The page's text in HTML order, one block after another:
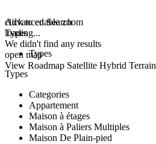
click to enable zoom
loading...
We didn't find any results
open map
View Roadmap Satellite Hybrid Terrain
Advanced Search
Types
Types
Types
Categories
Appartement
Maison à étages
Maison à Paliers Multiples
Maison De Plain-pied